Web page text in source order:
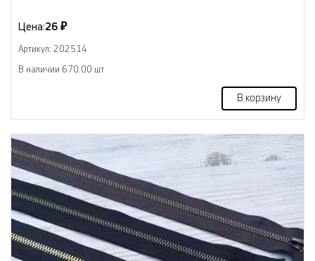
Цена:26 ₽
Артикул: 202514
В наличии 670.00 шт
В корзину